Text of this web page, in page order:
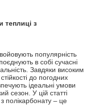
теплиці з
популярність
в собі сучасні
Завдяки високим
до погодних
ідеальні умови
сезон. У цій статті
полікарбонату – це